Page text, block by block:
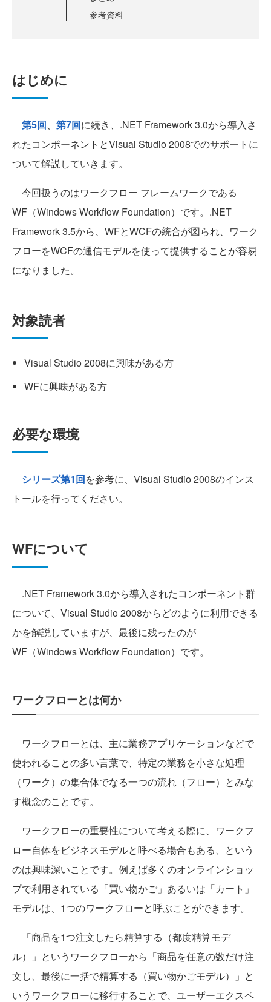
参考資料
はじめに
第5回、 第7回に続き、.NET Framework 3.0から導入さ
れたコンポーネントとVisual Studio 2008でのサポートに
ついて解説していきます。
今回扱うのはワークフロー フレームワークである
WF（Windows Workflow Foundation）です。.NET
Framework 3.5から、WFとWCFの統合が図られ、ワーク
フローをWCFの通信モデルを使って提供することが容易
になりました。
対象読者
Visual Studio 2008に興味がある方
WFに興味がある方
必要な環境
シリーズ第1回を参考に、Visual Studio 2008のインス
トールを行ってください。
WFについて
.NET Framework 3.0から導入されたコンポーネント群
について、Visual Studio 2008からどのように利用できる
かを解説していますが、最後に残ったのが
WF（Windows Workflow Foundation）です。
ワークフローとは何か
ワークフローとは、主に業務アプリケーションなどで
使われることの多い言葉で、特定の業務を小さな処理
（ワーク）の集合体でなる一つの流れ（フロー）とみな
す概念のことです。
ワークフローの重要性について考える際に、ワークフ
ロー自体をビジネスモデルと呼べる場合もある、という
のは興味深いことです。例えば多くのオンラインショッ
プで利用されている「買い物かご」あるいは「カート」
モデルは、1つのワークフローと呼ぶことができます。
「商品を1つ注文したら精算する（都度精算モデ
ル）」というワークフローから「商品を任意の数だけ注
文し、最後に一括で精算する（買い物かごモデル）」と
いうワークフローに移行することで、ユーザーエクスペ